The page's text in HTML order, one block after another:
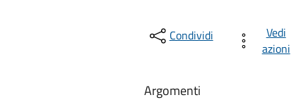
Condividi
Vedi
azioni
Argomenti